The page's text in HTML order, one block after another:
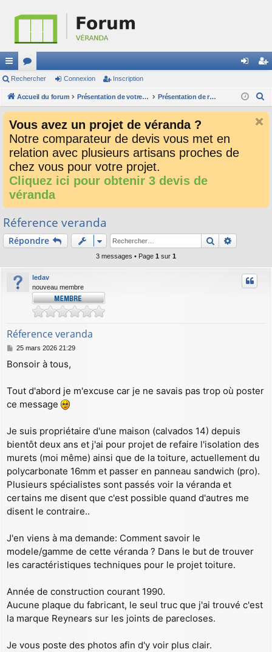
ac
co
ci
or
u
s
ne cri
Rechercher Connexion Inscription
Accueil du forum Présentation de votre véranda Présentation de réalisations
Vous avez un projet de véranda ?
Notre comparateur de devis vous met en
relation avec plusieurs artisans proches de
chez vous pour votre projet.
Cliquez ici pour obtenir 3 devis de
véranda
Réference veranda
Répondre Rechercher
3 messages • Page 1 sur 1
ledav
nouveau membre
Réference veranda
M
s
g
e
25 mars 2026 21:29
Bonsoir à tous,
Tout d'abord je m'excuse car je ne savais pas trop où poster
ce message
Je suis propriétaire d'une maison (calvados 14) depuis
bientôt deux ans et j'ai pour projet de refaire l'isolation des
murets (moi même) ainsi que de la toiture, actuellement du
polycarbonate 16mm et passer en panneau sandwich (pro).
Plusieurs spécialistes sont passés voir la véranda et
certains me disent que c'est possible quand d'autres me
disent le contraire..
J'en viens à ma demande: Comment savoir le
modele/gamme de cette véranda ? Dans le but de trouver
les caractéristiques techniques pour le projet toiture.
Année de construction courant 1990.
Aucune plaque du fabricant, le seul truc que j'ai trouvé c'est
la marque Reynears sur les joints de parecloses.
Je vous poste des photos afin d'y voir plus clair.